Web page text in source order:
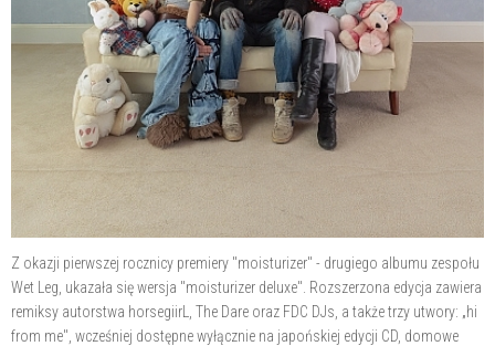
Z okazji pierwszej rocznicy premiery "moisturizer" - drugiego albumu zespołu
Wet Leg, ukazała się wersja "moisturizer deluxe". Rozszerzona edycja zawiera
remiksy autorstwa horsegiirL, The Dare oraz FDC DJs, a także trzy utwory: „hi
from me", wcześniej dostępne wyłącznie na japońskiej edycji CD, domowe